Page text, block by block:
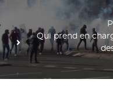
Qui prend en